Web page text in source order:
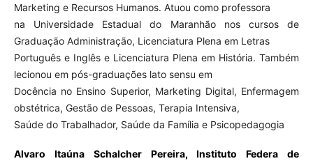
Marketing e Recursos Humanos. Atuou como professora
na Universidade Estadual do Maranhão nos cursos de
Graduação Administração, Licenciatura Plena em Letras
Português e Inglês e Licenciatura Plena em História. Também
lecionou em pós-graduações lato sensu em
Docência no Ensino Superior, Marketing Digital, Enfermagem
obstétrica, Gestão de Pessoas, Terapia Intensiva,
Saúde do Trabalhador, Saúde da Família e Psicopedagogia
Alvaro Itaúna Schalcher Pereira,Instituto Federa de